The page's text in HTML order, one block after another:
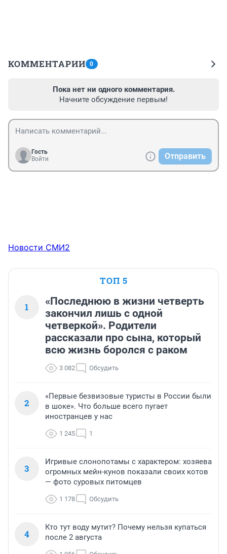
КОММЕНТАРИИ 0
Пока нет ни одного комментария.
Начните обсуждение первым!
Гость
Войти
Отправить
Новости СМИ2
ТОП 5
1
«Последнюю в жизни четверть
закончил лишь с одной
четверкой». Родители
рассказали про сына, который
всю жизнь боролся с раком
3 082 Обсудить
2
«Первые безвизовые туристы в России были
в шоке». Что больше всего пугает
иностранцев у нас
1 245 1
3
Игривые слонопотамы с характером: хозяева
огромных мейн-кунов показали своих котов
— фото суровых питомцев
1 178 Обсудить
4
Кто тут воду мутит? Почему нельзя купаться
после 2 августа